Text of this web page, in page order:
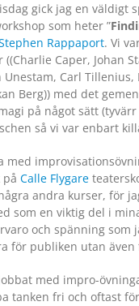
gick jag en väldigt
som heter ”
Rappaport. Vi
Caper, Johan
Unestam, Carl Tillenius,
Berg)) med det
på något sätt
så vi var enbart
med
på Calle Flygare
andra kurser, för
som en viktig del i
och spänning som
för publiken utan även
med impro-
tanken fri och oftast